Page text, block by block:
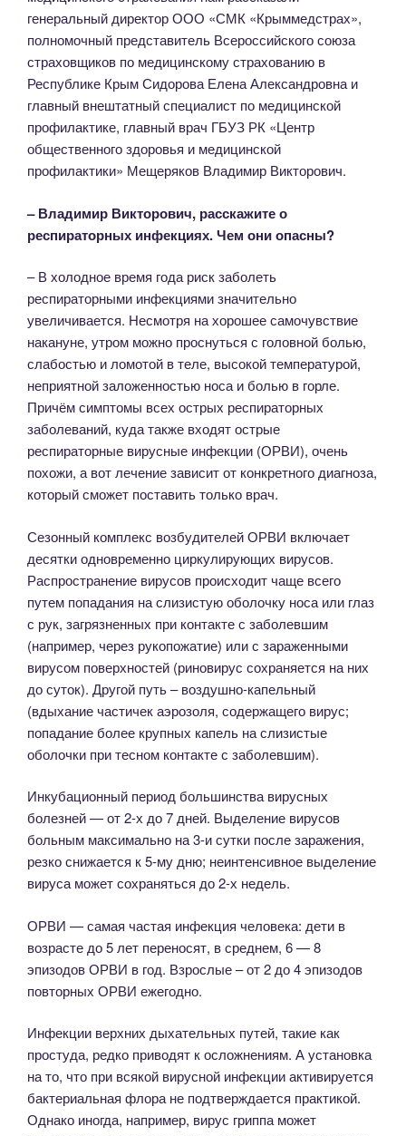
генеральный директор ООО «СМК «Крыммедстрах»,
полномочный представитель Всероссийского союза
страховщиков по медицинскому страхованию в
Республике Крым Сидорова Елена Александровна и
главный внештатный специалист по медицинской
профилактике, главный врач ГБУЗ РК «Центр
общественного здоровья и медицинской
профилактики» Мещеряков Владимир Викторович.
– Владимир Викторович, расскажите о
респираторных инфекциях.Чем они опасны?
– В холодное время года риск заболеть
респираторными инфекциями значительно
увеличивается. Несмотря на хорошее самочувствие
накануне, утром можно проснуться с головной болью,
слабостью и ломотой в теле, высокой температурой,
неприятной заложенностью носа и болью в горле.
Причём симптомы всех острых респираторных
заболеваний, куда также входят острые
респираторные вирусные инфекции (ОРВИ), очень
похожи, а вот лечение зависит от конкретного диагноза,
который сможет поставить только врач.
Сезонный комплекс возбудителей ОРВИ включает
десятки одновременно циркулирующих вирусов.
Распространение вирусов происходит чаще всего
путем попадания на слизистую оболочку носа или глаз
с рук, загрязненных при контакте с заболевшим
(например, через рукопожатие) или с зараженными
вирусом поверхностей (риновирус сохраняется на них
до суток). Другой путь – воздушно-капельный
(вдыхание частичек аэрозоля, содержащего вирус;
попадание более крупных капель на слизистые
оболочки при тесном контакте с заболевшим).
Инкубационный период большинства вирусных
болезней — от 2-х до 7 дней. Выделение вирусов
больным максимально на 3-и сутки после заражения,
резко снижается к 5-му дню; неинтенсивное выделение
вируса может сохраняться до 2-х недель.
ОРВИ — самая частая инфекция человека: дети в
возрасте до 5 лет переносят, в среднем, 6 — 8
эпизодов ОРВИ в год. Взрослые – от 2 до 4 эпизодов
повторных ОРВИ ежегодно.
Инфекции верхних дыхательных путей, такие как
простуда, редко приводят к осложнениям. А установка
на то, что при всякой вирусной инфекции активируется
бактериальная флора не подтверждается практикой.
Однако иногда, например, вирус гриппа может